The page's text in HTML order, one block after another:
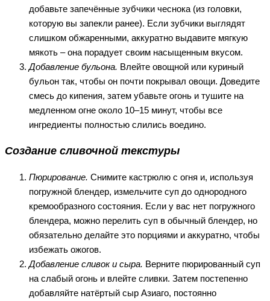
добавьте запечённые зубчики чеснока (из головки,
которую вы запекли ранее). Если зубчики выглядят
слишком обжаренными, аккуратно выдавите мягкую
мякоть – она порадует своим насыщенным вкусом.
Добавление бульона. Влейте овощной или куриный
бульон так, чтобы он почти покрывал овощи. Доведите
смесь до кипения, затем убавьте огонь и тушите на
медленном огне около 10–15 минут, чтобы все
ингредиенты полностью слились воедино.
Создание сливочной текстуры
Пюрирование. Снимите кастрюлю с огня и, используя
погружной блендер, измельчите суп до однородного
кремообразного состояния. Если у вас нет погружного
блендера, можно перелить суп в обычный блендер, но
обязательно делайте это порциями и аккуратно, чтобы
избежать ожогов.
Добавление сливок и сыра. Верните пюрированный суп
на слабый огонь и влейте сливки. Затем постепенно
добавляйте натёртый сыр Азиаго, постоянно